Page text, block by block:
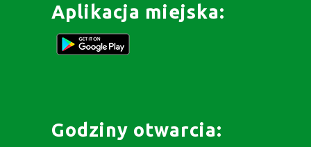
Aplikacja miejska:
Godziny otwarcia: